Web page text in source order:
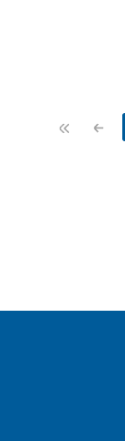
1 1